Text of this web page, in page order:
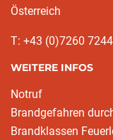
Österreich
T: +43 (0)7260 7244
WEITERE INFOS
Notruf
Brandgefahren
Brandklassen